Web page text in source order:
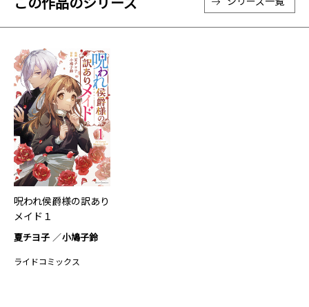
呪われ侯爵様の訳あり
メイド１
夏チヨ子 小鳩子鈴
ライドコミックス